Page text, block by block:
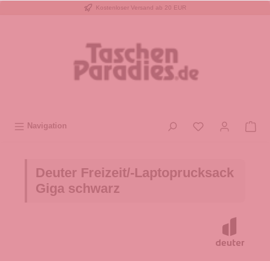
Kostenloser Versand ab 20 EUR
Navigation
Deuter Freizeit/-Laptoprucksack
Giga schwarz